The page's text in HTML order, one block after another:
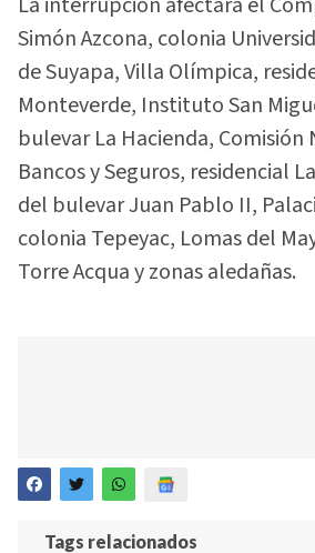
Simón Azcona, colonia
de Suyapa, Villa Olímpica,
Monteverde, Instituto San
bulevar La Hacienda, Comisión
Bancos y Seguros, residencial
del bulevar Juan Pablo II,
colonia Tepeyac, Lomas del
Torre Acqua y zonas aledañas.
Tags relacionados